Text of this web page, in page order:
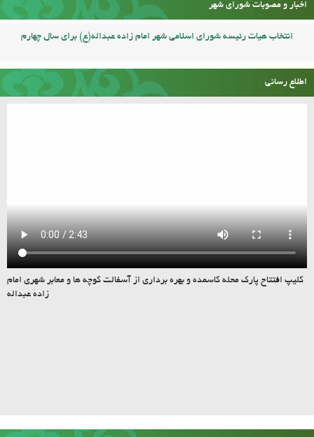
اخبار و مصوبات شورای شهر
انتخاب هیات رئیسه شورای اسلامی شهر امام زاده عبداله(ع) برای سال چهارم
اطلاع رسانی
کلیپ افتتاح پارک محله کاسمده و بهره برداری از آسفالت کوچه ها و معابر شهری امام
زاده عبداله